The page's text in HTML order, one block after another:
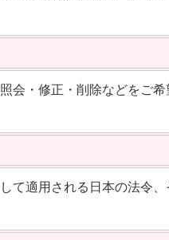
会・修正・削除などをご
て適用される日本の法令